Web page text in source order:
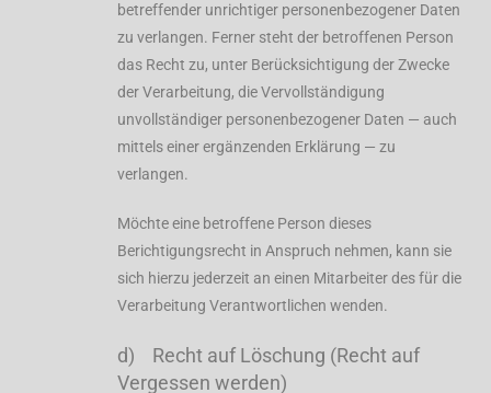
betreffender unrichtiger personenbezogener Daten
zu verlangen. Ferner steht der betroffenen Person
das Recht zu, unter Berücksichtigung der Zwecke
der Verarbeitung, die Vervollständigung
unvollständiger personenbezogener Daten — auch
mittels einer ergänzenden Erklärung — zu
verlangen.
Möchte eine betroffene Person dieses
Berichtigungsrecht in Anspruch nehmen, kann sie
sich hierzu jederzeit an einen Mitarbeiter des für die
Verarbeitung Verantwortlichen wenden.
d) Recht auf Löschung (Recht auf
Vergessen werden)